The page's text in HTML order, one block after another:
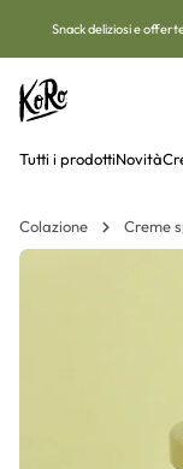
Snack deliziosi e
Tutti i prodottiNovità
Colazione Creme